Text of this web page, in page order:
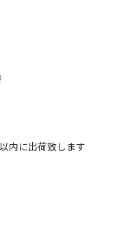
内に出荷致します